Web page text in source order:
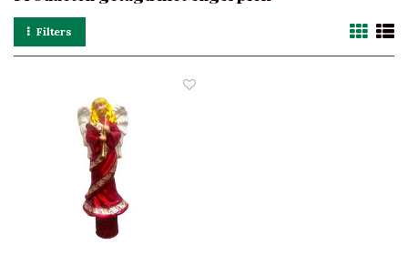
Filters